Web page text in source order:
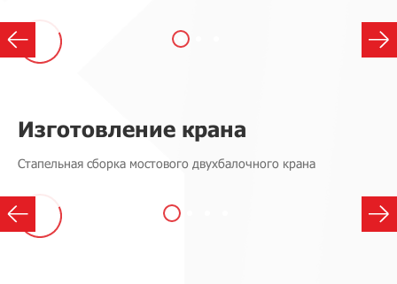
Изготовление крана
Стапельная сборка мостового двухбалочного крана